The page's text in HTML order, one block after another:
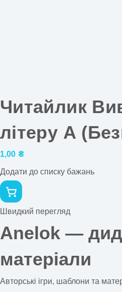
Читайлик
літеру А
1,00 ₴
Додати до списку бажань
Швидкий перегляд
Anelok —
матеріали
Авторські ігри, шаблони та